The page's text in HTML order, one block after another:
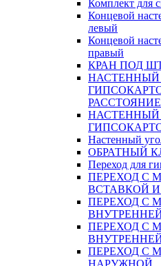
Комплект для
Концевой
левый
Концевой
правый
КРАН ПОД
НАСТЕННЫЙ
Настенный
ОБРАТНЫЙ
Переход для
ПЕРЕХОД С
ВСТАВКОЙ
ПЕРЕХОД С
ПЕРЕХОД С
ПЕРЕХОД С